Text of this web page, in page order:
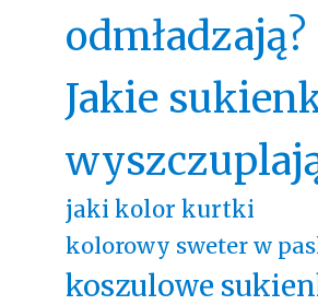
odmładzają?
Jakie
jaki kolor kurtki
kolorowy sweter w
koszulowe